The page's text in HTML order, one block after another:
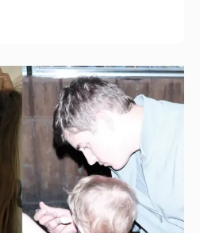
Наталья с
на яхте